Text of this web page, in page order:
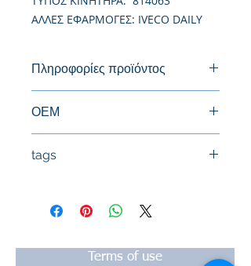
ΑΛΛΕΣ ΕΦΑΡΜΟΓΕΣ: IVECO DAILY
Πληροφορίες προϊόντος
ΟΕΜ
tags
#Κυλινδροκεφαλή #Κεφαλάρι
#TPTOPLINE
Terms of use